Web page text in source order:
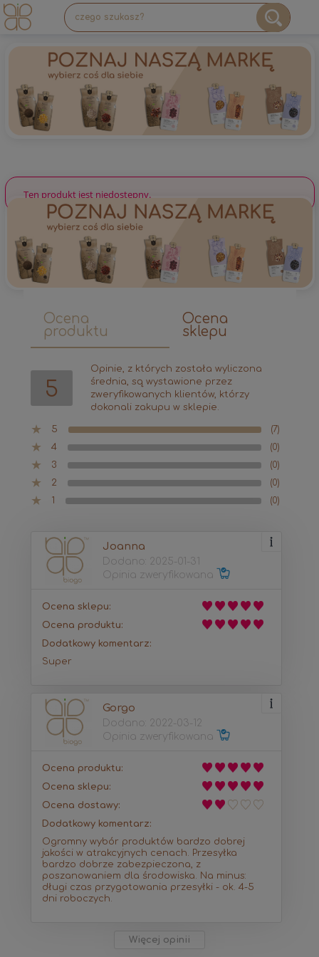
Ten produkt jest niedostępny.
Ocena
produktu
Ocena
sklepu
5
Opinie, z których została wyliczona
średnia, są wystawione przez
zweryfikowanych klientów, którzy
dokonali zakupu w sklepie.
5
(7)
4
(0)
3
(0)
2
(0)
1
(0)
Joanna
Dodano: 2025-01-31
Opinia zweryfikowana
Ocena sklepu:
Ocena produktu:
Dodatkowy komentarz:
Super
Gorgo
Dodano: 2022-03-12
Opinia zweryfikowana
Ocena produktu:
Ocena sklepu:
Ocena dostawy:
Dodatkowy komentarz:
Ogromny wybór produktów bardzo dobrej
jakości w atrakcyjnych cenach. Przesyłka
bardzo dobrze zabezpieczona, z
poszanowaniem dla środowiska. Na minus:
długi czas przygotowania przesyłki - ok. 4-5
dni roboczych.
Więcej opinii